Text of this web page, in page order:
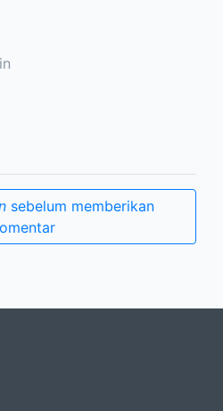
sebelum memberikan